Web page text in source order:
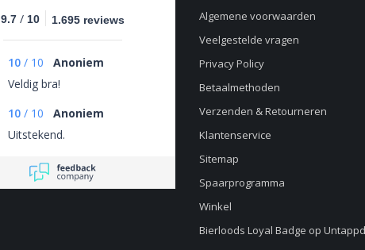
9.7 / 10 1.695 reviews
10 / 10
Anoniem
Veldig bra!
10 / 10
Anoniem
Uitstekend.
Algemene voorwaarden
Veelgestelde vragen
Privacy Policy
Betaalmethoden
Verzenden & Retourneren
Klantenservice
Sitemap
Spaarprogramma
Winkel
Bierloods Loyal Badge op Untappd